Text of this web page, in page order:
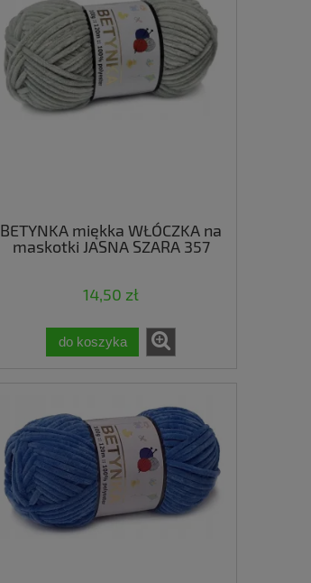
BETYNKA miękka WŁÓCZKA na
maskotki JASNA SZARA 357
14,50 zł
do koszyka